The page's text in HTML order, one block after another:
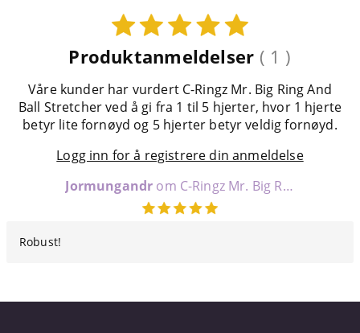
Produktanmeldelser ( 1 )
Våre kunder har vurdert C-Ringz Mr. Big Ring And
Ball Stretcher ved å gi fra 1 til 5 hjerter, hvor 1 hjerte
betyr lite fornøyd og 5 hjerter betyr veldig fornøyd.
Logg inn for å registrere din anmeldelse
Jormungandr om C-Ringz Mr. Big Ring And Ball Stretcher
Robust!